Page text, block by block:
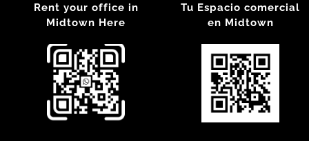
Rent your office in
Midtown Here
Tu Espacio comercial
en Midtown